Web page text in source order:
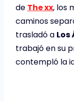
de The xx, los
caminos
trasladó a Los
trabajó en su
contempló la